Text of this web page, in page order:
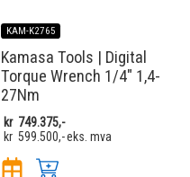
KAM-K2765
Kamasa Tools | Digital
Torque Wrench 1/4" 1,4-
27Nm
kr 749.375,-
kr 599.500,-eks. mva